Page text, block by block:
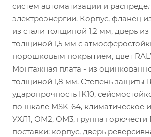
систем автоматизации и
электроэнергии. Корпус, фланец
из стали толщиной 1,2 мм, дверь из
толщиной 1,5 мм с
порошковым покрытием, цвет
Монтажная плата - из
толщиной 1,8 мм. Степень защиты
ударопрочность IK10,
по шкале MSK-64, климатическое
УХЛ1, ОМ2, ОМ3, группа горючести
поставки: корпус, дверь